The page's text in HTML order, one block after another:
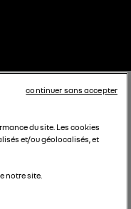
du site. Les cookies
et/ou géolocalisés, et
notre site.
continuer sans accepter